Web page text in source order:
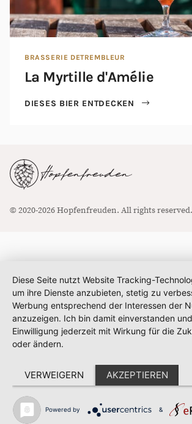
BRASSERIE DETREMBLEUR
La Myrtille d'Amélie
DIESES BIER ENTDECKEN
© 2020-2026 Hopfenfreuden. All rights reserved.
Diese Seite nutzt Website Tracking-
um ihre Dienste anzubieten, stetig zu
Werbung entsprechend der Interessen der
anzuzeigen. Ich bin damit einverstanden
Einwilligung jederzeit mit Wirkung für die
oder ändern.
VERWEIGERN AKZEPTIEREN
Powered by &